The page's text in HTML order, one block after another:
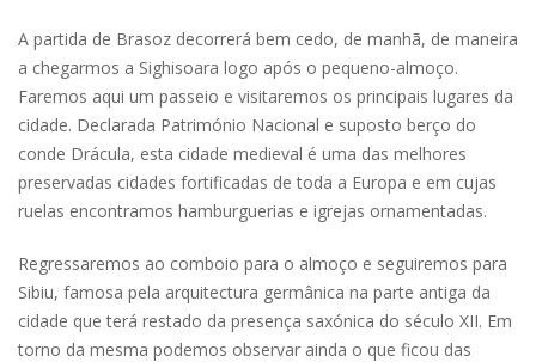
A partida de Brasoz decorrerá bem cedo, de manhã, de maneira
a chegarmos a Sighisoara logo após o pequeno-almoço.
Faremos aqui um passeio e visitaremos os principais lugares da
cidade. Declarada Património Nacional e suposto berço do
conde Drácula, esta cidade medieval é uma das melhores
preservadas cidades fortificadas de toda a Europa e em cujas
ruelas encontramos hamburguerias e igrejas ornamentadas.
Regressaremos ao comboio para o almoço e seguiremos para
Sibiu, famosa pela arquitectura germânica na parte antiga da
cidade que terá restado da presença saxónica do século XII. Em
torno da mesma podemos observar ainda o que ficou das